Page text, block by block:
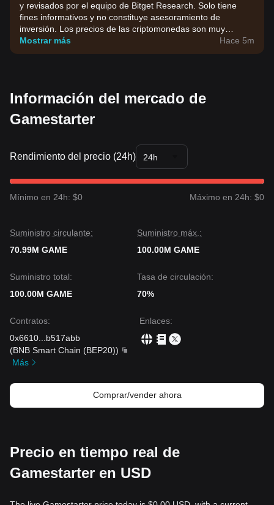
y revisados por el equipo de Bitget Research. Solo tiene
fines informativos y no constituye asesoramiento de
inversión. Los precios de las criptomonedas son muy
volátiles. Toma tus decisiones de inversión en función de tu
tolerancia al riesgo.
Mostrar más Hace 5m
Información del mercado de
Gamestarter
Rendimiento del precio (24h) 24h
Mínimo en 24h: $0 Máximo en 24h: $0
Suministro circulante:
70.99M GAME
Suministro máx.:
100.00M GAME
Suministro total:
100.00M GAME
Tasa de circulación:
70%
Contratos:
0x6610
b517abb
(BNB Smart Chain (BEP20))
Más
Enlaces:
Comprar/vender ahora
Precio en tiempo real de
Gamestarter en USD